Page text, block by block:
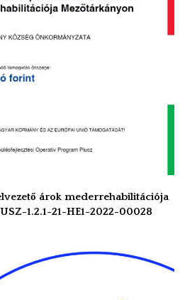
árok mederrehabilitációja
1.2.1-21-HE1-2022-00028